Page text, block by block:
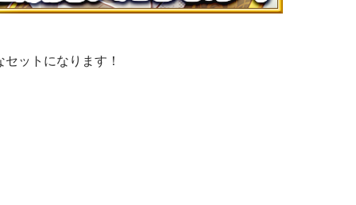
ットになります！